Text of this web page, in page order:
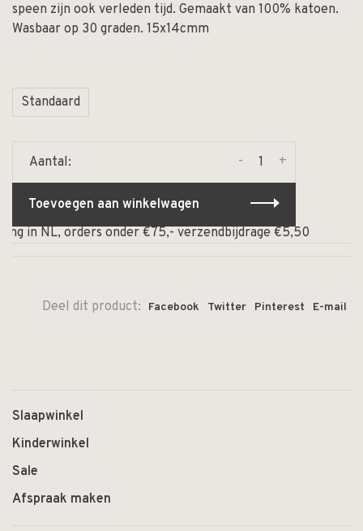
speen zijn ook verleden tijd. Gemaakt van 100% katoen.
Wasbaar op 30 graden. 15x14cmm
Standaard
Aantal: +
-
Toevoegen aan winkelwagen
in NL, orders onder €75,- verzendbijdrage €5,50
Deel dit product: Facebook Twitter Pinterest E-mail
Slaapwinkel
Kinderwinkel
Sale
Afspraak maken